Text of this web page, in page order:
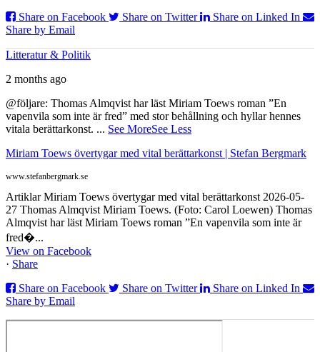
Share on Facebook
Share on Twitter
Share on Linked In
Share by Email
Litteratur & Politik
2 months ago
@följare: Thomas Almqvist har läst Miriam Toews roman ”En
vapenvila som inte är fred” med stor behållning och hyllar hennes
vitala berättarkonst. ... See MoreSee Less
Miriam Toews övertygar med vital berättarkonst | Stefan Bergmark
www.stefanbergmark.se
Artiklar Miriam Toews övertygar med vital berättarkonst 2026-05-
27 Thomas Almqvist Miriam Toews. (Foto: Carol Loewen) Thomas
Almqvist har läst Miriam Toews roman ”En vapenvila som inte är
fred�...
View on Facebook
· Share
Share on Facebook
Share on Twitter
Share on Linked In
Share by Email